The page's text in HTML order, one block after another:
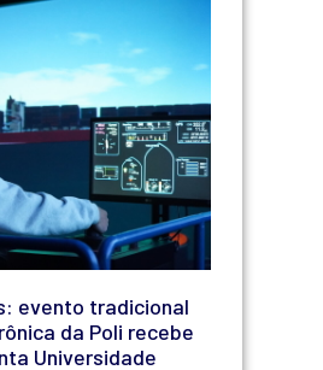
evento tradicional
da Poli recebe
Universidade